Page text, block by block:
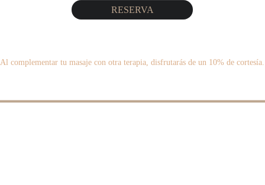
Al complementar tu masaje con otra terapia, disfrutarás de un 10% de cortesía.
RESERVA